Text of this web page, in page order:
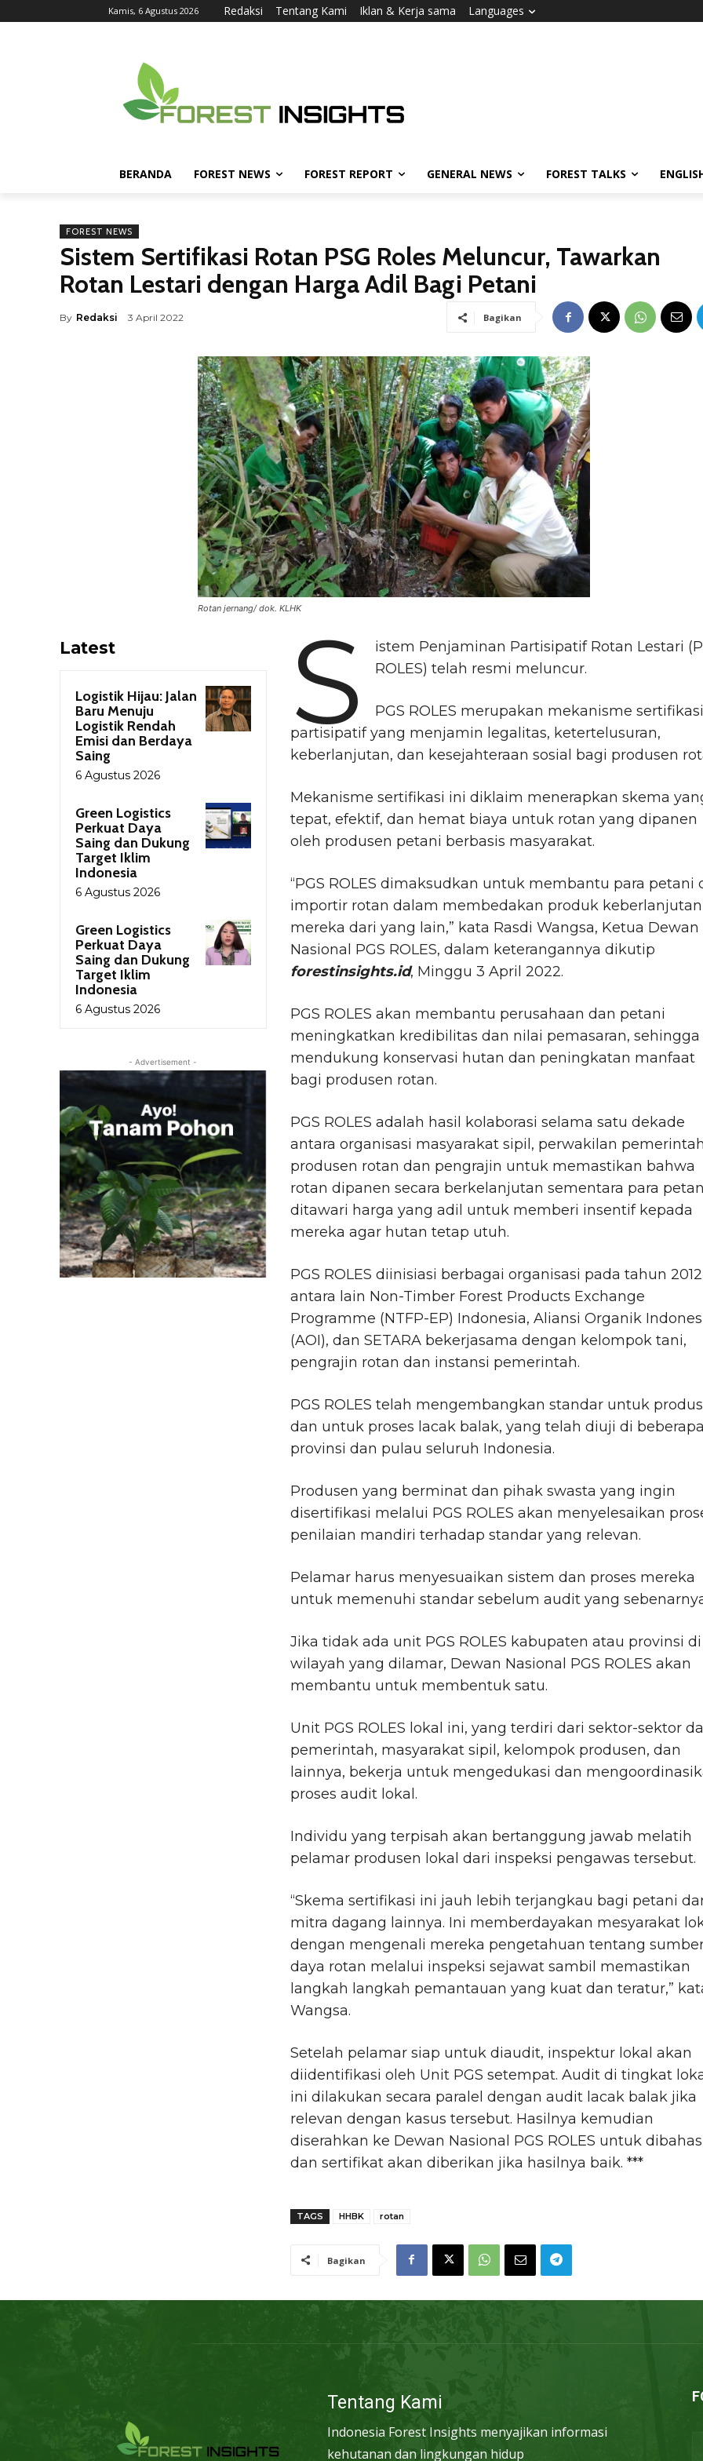
Kamis, 6 Agustus 2026 Redaksi Tentang Kami Iklan & Kerja sama Languages
BERANDA FOREST NEWS FOREST REPORT GENERAL NEWS FOREST TALKS
FOREST NEWS
Sistem Sertifikasi Rotan PSG Roles Meluncur, Tawarkan
Rotan Lestari dengan Harga Adil Bagi Petani
By Redaksi 3 April 2022 Bagikan
Rotan jernang/ dok. KLHK
Latest
Logistik Hijau: Jalan
Baru Menuju
Logistik Rendah
Emisi dan Berdaya
Saing
6 Agustus 2026
Green Logistics
Perkuat Daya
Saing dan Dukung
Target Iklim
Indonesia
6 Agustus 2026
Green Logistics
Perkuat Daya
Saing dan Dukung
Target Iklim
Indonesia
6 Agustus 2026
- Advertisement -
S
istem Penjaminan Partisipatif Rotan Lestari
ROLES) telah resmi meluncur.
PGS ROLES merupakan mekanisme sertifikasi
partisipatif yang menjamin legalitas, ketertelusuran,
keberlanjutan, dan kesejahteraan sosial bagi produsen
Mekanisme sertifikasi ini diklaim menerapkan skema
tepat, efektif, dan hemat biaya untuk rotan yang dipanen
oleh produsen petani berbasis masyarakat.
“PGS ROLES dimaksudkan untuk membantu para petani
importir rotan dalam membedakan produk keberlanjutan
mereka dari yang lain,” kata Rasdi Wangsa, Ketua Dewan
Nasional PGS ROLES, dalam keterangannya dikutip
forestinsights.id, Minggu 3 April 2022.
PGS ROLES akan membantu perusahaan dan petani
meningkatkan kredibilitas dan nilai pemasaran, sehingga
mendukung konservasi hutan dan peningkatan manfaat
bagi produsen rotan.
PGS ROLES adalah hasil kolaborasi selama satu dekade
antara organisasi masyarakat sipil, perwakilan
produsen rotan dan pengrajin untuk memastikan bahwa
rotan dipanen secara berkelanjutan sementara para
ditawari harga yang adil untuk memberi insentif kepada
mereka agar hutan tetap utuh.
PGS ROLES diinisiasi berbagai organisasi pada tahun
antara lain Non-Timber Forest Products Exchange
Programme (NTFP-EP) Indonesia, Aliansi Organik
(AOI), dan SETARA bekerjasama dengan kelompok tani,
pengrajin rotan dan instansi pemerintah.
PGS ROLES telah mengembangkan standar untuk
dan untuk proses lacak balak, yang telah diuji di beberapa
provinsi dan pulau seluruh Indonesia.
Produsen yang berminat dan pihak swasta yang ingin
disertifikasi melalui PGS ROLES akan menyelesaikan
penilaian mandiri terhadap standar yang relevan.
Pelamar harus menyesuaikan sistem dan proses mereka
untuk memenuhi standar sebelum audit yang
Jika tidak ada unit PGS ROLES kabupaten atau provinsi di
wilayah yang dilamar, Dewan Nasional PGS ROLES akan
membantu untuk membentuk satu.
Unit PGS ROLES lokal ini, yang terdiri dari sektor-sektor
pemerintah, masyarakat sipil, kelompok produsen, dan
lainnya, bekerja untuk mengedukasi dan
proses audit lokal.
Individu yang terpisah akan bertanggung jawab melatih
pelamar produsen lokal dari inspeksi pengawas tersebut.
“Skema sertifikasi ini jauh lebih terjangkau bagi petani
mitra dagang lainnya. Ini memberdayakan mesyarakat
dengan mengenali mereka pengetahuan tentang
daya rotan melalui inspeksi sejawat sambil memastikan
langkah langkah pemantauan yang kuat dan teratur,”
Wangsa.
Setelah pelamar siap untuk diaudit, inspektur lokal akan
diidentifikasi oleh Unit PGS setempat. Audit di tingkat
ini dilakukan secara paralel dengan audit lacak balak jika
relevan dengan kasus tersebut. Hasilnya kemudian
diserahkan ke Dewan Nasional PGS ROLES untuk
dan sertifikat akan diberikan jika hasilnya baik. ***
TAGS HHBK rotan
Bagikan
Tentang Kami
Indonesia Forest Insights menyajikan informasi
kehutanan dan lingkungan hidup